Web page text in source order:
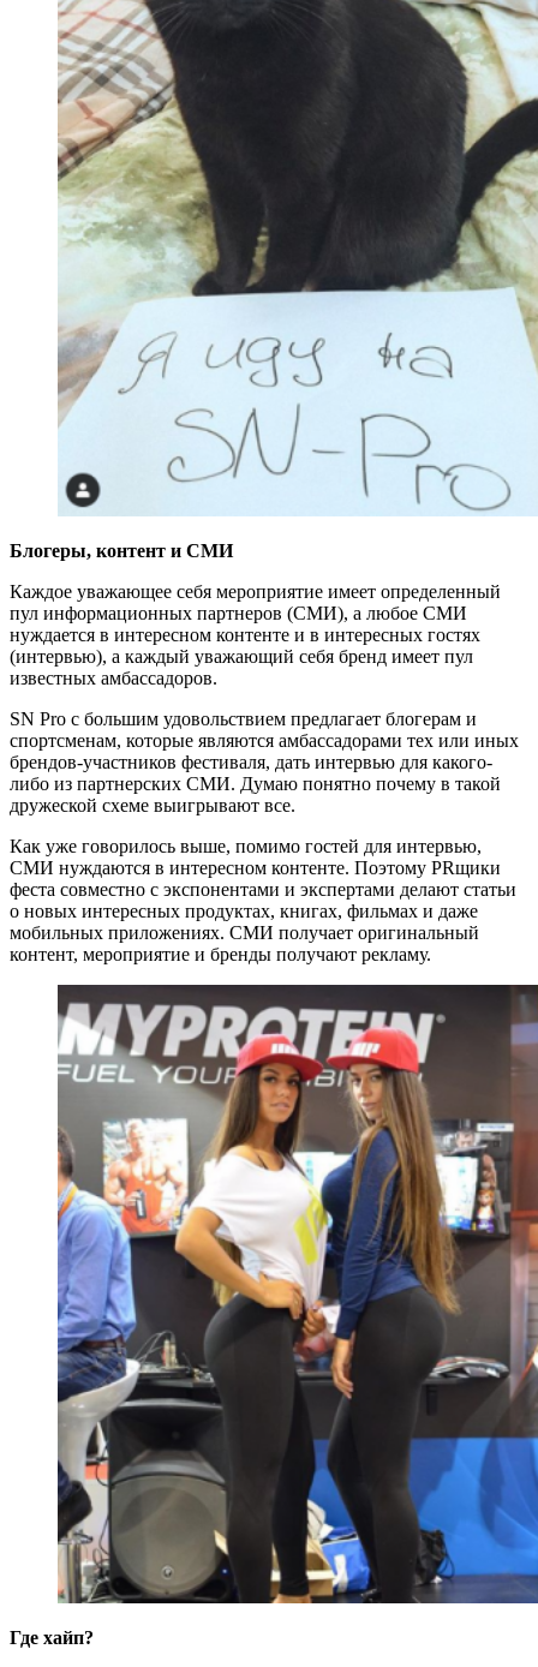
Блогеры, контент и СМИ
Каждое уважающее себя мероприятие имеет определенный
пул информационных партнеров (СМИ), а любое СМИ
нуждается в интересном контенте и в интересных гостях
(интервью), а каждый уважающий себя бренд имеет пул
известных амбассадоров.
SN Pro с большим удовольствием предлагает блогерам и
спортсменам, которые являются амбассадорами тех или иных
брендов-участников фестиваля, дать интервью для какого-
либо из партнерских СМИ. Думаю понятно почему в такой
дружеской схеме выигрывают все.
Как уже говорилось выше, помимо гостей для интервью,
СМИ нуждаются в интересном контенте. Поэтому PRщики
феста совместно с экспонентами и экспертами делают статьи
о новых интересных продуктах, книгах, фильмах и даже
мобильных приложениях. СМИ получает оригинальный
контент, мероприятие и бренды получают рекламу.
Где хайп?